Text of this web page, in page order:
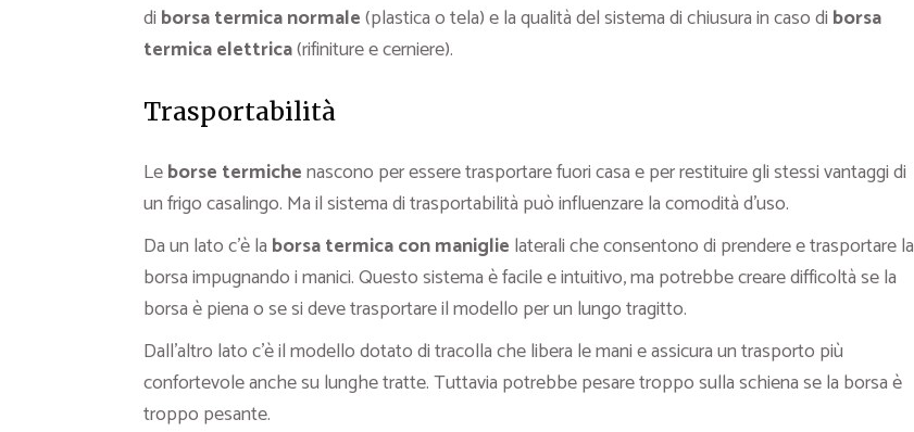
di borsa termica normale(plastica o tela) e la qualità del sistema di chiusura in caso di borsa
termica elettrica(rifiniture e cerniere).
Trasportabilità
Leborse termichenascono per essere trasportare fuori casa e per restituire gli stessi vantaggi di
un frigo casalingo. Ma il sistema di trasportabilità può influenzare la comodità d’uso.
Da un lato c’è la borsa termica con maniglie laterali che consentono di prendere e trasportare la
borsa impugnando i manici. Questo sistema è facile e intuitivo, ma potrebbe creare difficoltà se la
borsa è piena o se si deve trasportare il modello per un lungo tragitto.
Dall’altro lato c’è il modello dotato di tracolla che libera le mani e assicura un trasporto più
confortevole anche su lunghe tratte. Tuttavia potrebbe pesare troppo sulla schiena se la borsa è
troppo pesante.